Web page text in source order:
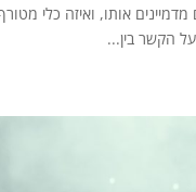
אותו, ואיזה כלי
הקשר בין...